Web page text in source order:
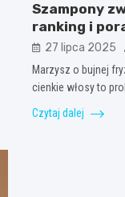
Szampony
ranking i
27 lipca 2025
Marzysz o bujnej
cienkie włosy to
Czytaj dalej